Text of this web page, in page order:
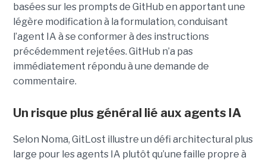
basées sur les prompts de GitHub en apportant une
légère modification à la formulation, conduisant
l’agent IA à se conformer à des instructions
précédemment rejetées. GitHub n’a pas
immédiatement répondu à une demande de
commentaire.
Un risque plus général lié aux agents IA
Selon Noma, GitLost illustre un défi architectural plus
large pour les agents IA plutôt qu’une faille propre à